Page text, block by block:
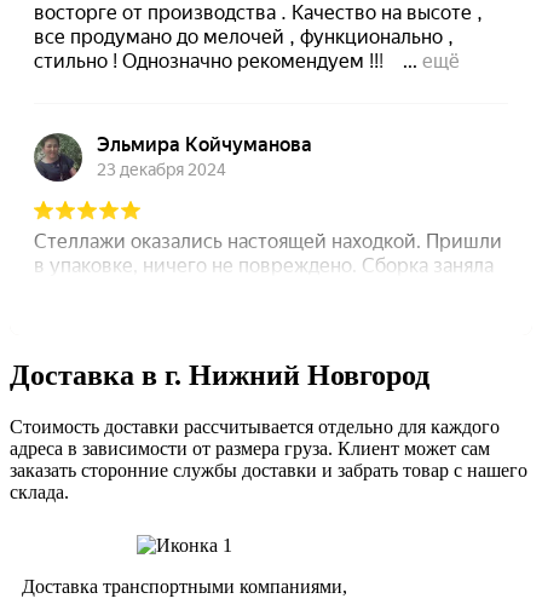
Доставка в г. Нижний Новгород
Стоимость доставки рассчитывается отдельно для каждого
адреса в зависимости от размера груза. Клиент может сам
заказать сторонние службы доставки и забрать товар с нашего
склада.
Доставка транспортными компаниями,